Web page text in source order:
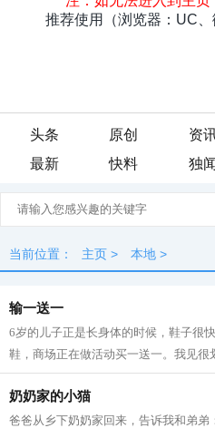
头条 原创 资
最新
快料 独闻
当前位置： 主页 > 本地 >
输一送一
6岁的儿子正是长身体的时候，鞋子很
鞋，商场正在做活动买一送一。我见
子问我为什么一次买两双，我给儿子讲
奶奶家的小猫
爸爸从乡下奶奶家回来，告诉我和弟